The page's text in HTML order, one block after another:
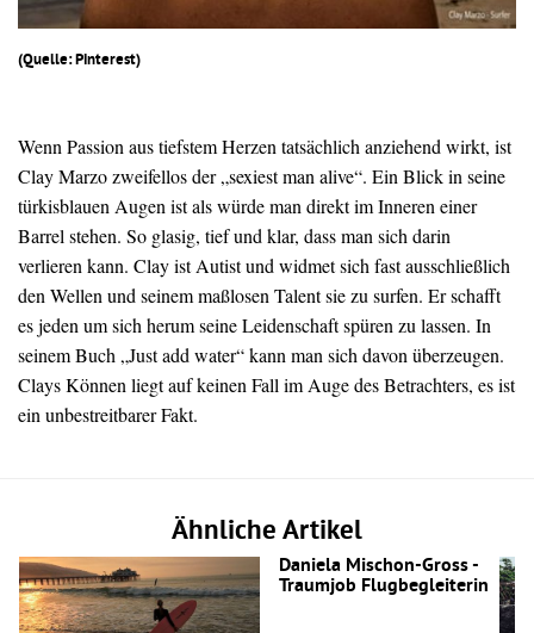
(Quelle: Pinterest)
Wenn Passion aus tiefstem Herzen tatsächlich anziehend wirkt, ist
Clay Marzo zweifellos der „sexiest man alive“. Ein Blick in seine
türkisblauen Augen ist als würde man direkt im Inneren einer
Barrel stehen. So glasig, tief und klar, dass man sich darin
verlieren kann. Clay ist Autist und widmet sich fast ausschließlich
den Wellen und seinem maßlosen Talent sie zu surfen. Er schafft
es jeden um sich herum seine Leidenschaft spüren zu lassen. In
seinem Buch „Just add water“ kann man sich davon überzeugen.
Clays Können liegt auf keinen Fall im Auge des Betrachters, es ist
ein unbestreitbarer Fakt.
Ähnliche Artikel
Daniela Mischon-Gross -
Traumjob Flugbegleiterin